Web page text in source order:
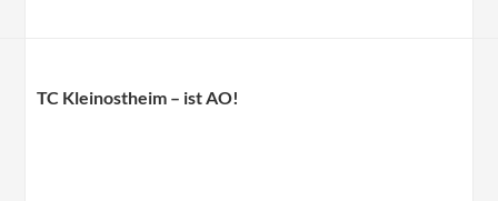
TC Kleinostheim – ist AO!